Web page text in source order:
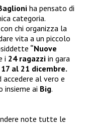
ha pensato di
categoria.
chi organizza la
vita a un piccolo
“Nuove
i 24 ragazzi in gara
17 al 21 dicembre.
accedere al vero e
insieme ai Big.
note tutte le